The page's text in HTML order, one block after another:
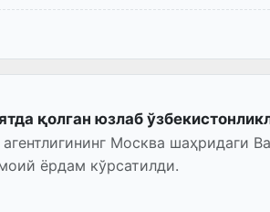
қолган юзлаб
Москва шаҳридаги
ёрдам кўрсатилди.